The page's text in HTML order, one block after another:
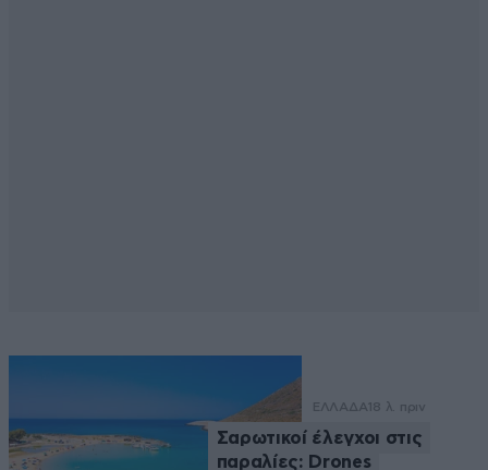
ΕΛΛΑΔΑ 18 λ. πριν
Σαρωτικοί έλεγχοι στις
παραλίες: Drones